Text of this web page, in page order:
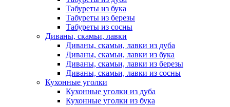
Табуреты из бука
Табуреты из березы
Табуреты из сосны
Диваны, скамьи, лавки
Диваны, скамьи, лавки из дуба
Диваны, скамьи, лавки из бука
Диваны, скамьи, лавки из березы
Диваны, скамьи, лавки из сосны
Кухонные уголки
Кухонные уголки из дуба
Кухонные уголки из бука